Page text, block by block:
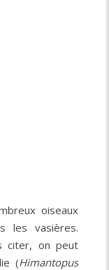
oiseaux
les vasières.
citer, on peut
(Himantopus